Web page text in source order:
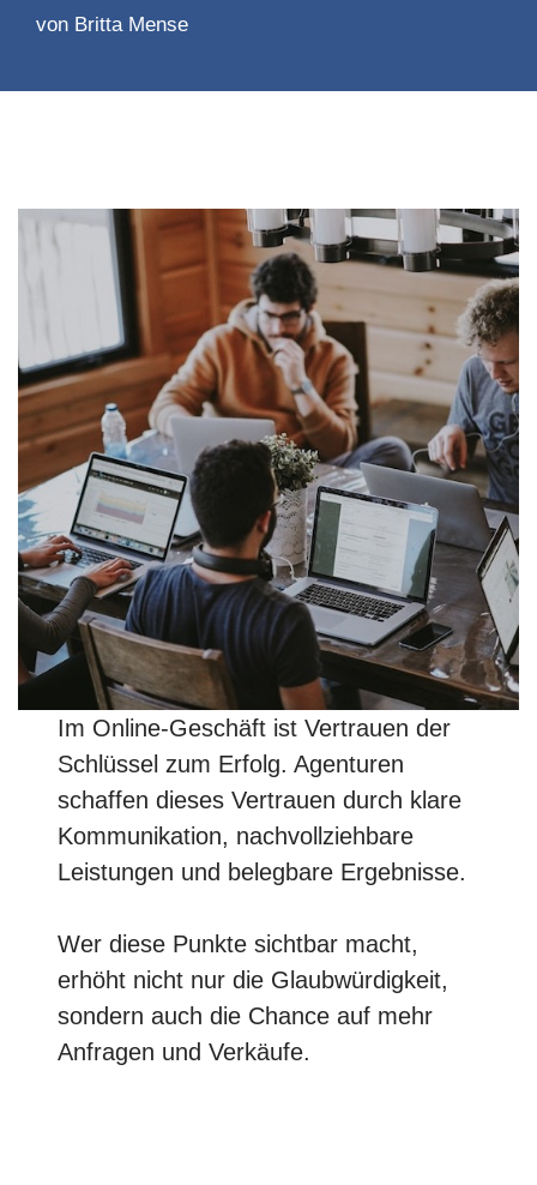
von Britta Mense
Im Online-Geschäft ist Vertrauen der
Schlüssel zum Erfolg. Agenturen
schaffen dieses Vertrauen durch klare
Kommunikation, nachvollziehbare
Leistungen und belegbare Ergebnisse.
Wer diese Punkte sichtbar macht,
erhöht nicht nur die Glaubwürdigkeit,
sondern auch die Chance auf mehr
Anfragen und Verkäufe.